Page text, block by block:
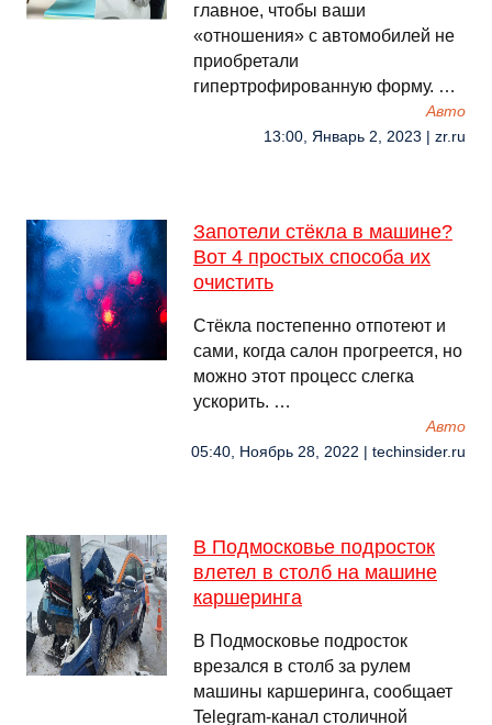
главное, чтобы ваши
«отношения» с автомобилей не
приобретали
гипертрофированную форму. …
Авто
13:00, Январь 2, 2023 | zr.ru
Запотели стёкла в машине?
Вот 4 простых способа их
очистить
Cтёкла постепенно отпотеют и
сами, когда салон прогреется, но
можно этот процесс слегка
ускорить. …
Авто
05:40, Ноябрь 28, 2022 | techinsider.ru
В Подмосковье подросток
влетел в столб на машине
каршеринга
В Подмосковье подросток
врезался в столб за рулем
машины каршеринга, сообщает
Telegram-канал столичной